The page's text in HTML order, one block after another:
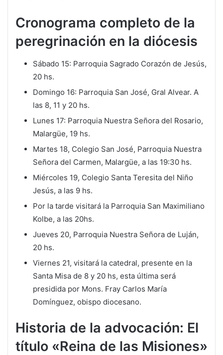
Cronograma completo de la
peregrinación en la diócesis
Sábado 15: Parroquia Sagrado Corazón de Jesús,
20 hs.
Domingo 16: Parroquia San José, Gral Alvear. A
las 8, 11 y 20 hs.
Lunes 17: Parroquia Nuestra Señora del Rosario,
Malargüe, 19 hs.
Martes 18, Colegio San José, Parroquia Nuestra
Señora del Carmen, Malargüe, a las 19:30 hs.
Miércoles 19, Colegio Santa Teresita del Niño
Jesús, a las 9 hs.
Por la tarde visitará la Parroquia San Maximiliano
Kolbe, a las 20hs.
Jueves 20, Parroquia Nuestra Señora de Luján,
20 hs.
Viernes 21, visitará la catedral, presente en la
Santa Misa de 8 y 20 hs, esta última será
presidida por Mons. Fray Carlos María
Domínguez, obispo diocesano.
Historia de la advocación: El
título «Reina de las Misiones»